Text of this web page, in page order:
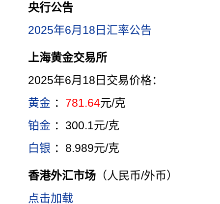
央行公告
2025年6月18日汇率公告
上海黄金交易所
2025年6月18日交易价格：
黄金 ： 781.64元/克
铂金 ：300.1元/克
白银 ：8.989元/克
香港外汇市场 （人民币/外币）
点击加载